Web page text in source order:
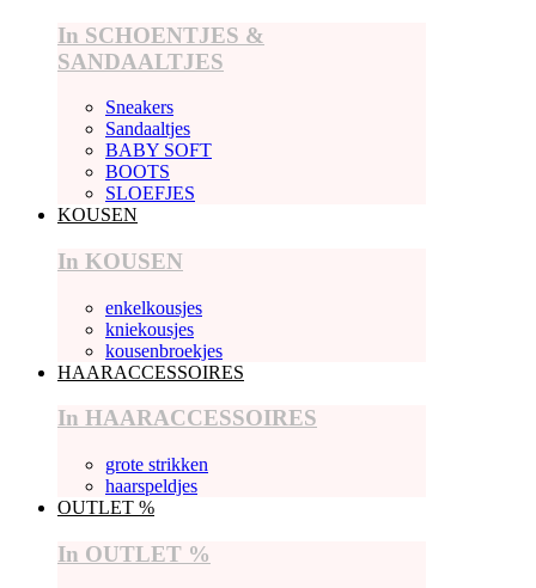
In SCHOENTJES &
SANDAALTJES
Sneakers
Sandaaltjes
BABY SOFT
BOOTS
SLOEFJES
KOUSEN
In KOUSEN
enkelkousjes
kniekousjes
kousenbroekjes
HAARACCESSOIRES
In HAARACCESSOIRES
grote strikken
haarspeldjes
OUTLET %
In OUTLET %